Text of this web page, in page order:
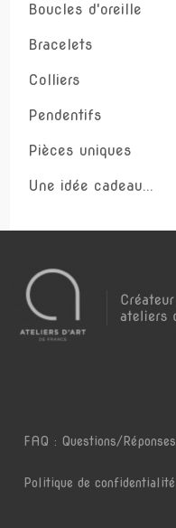
Boucles d'oreille
Bracelets
Colliers
Pendentifs
Pièces uniques
Une idée cadeau...
FAQ : Questions/Réponses
Politique de confidentialité